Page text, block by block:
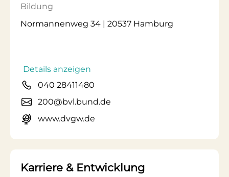
Bildung
Normannenweg 34 | 20537 Hamburg
Details anzeigen
040 28411480
200@bvl.bund.de
www.dvgw.de
Karriere & Entwicklung